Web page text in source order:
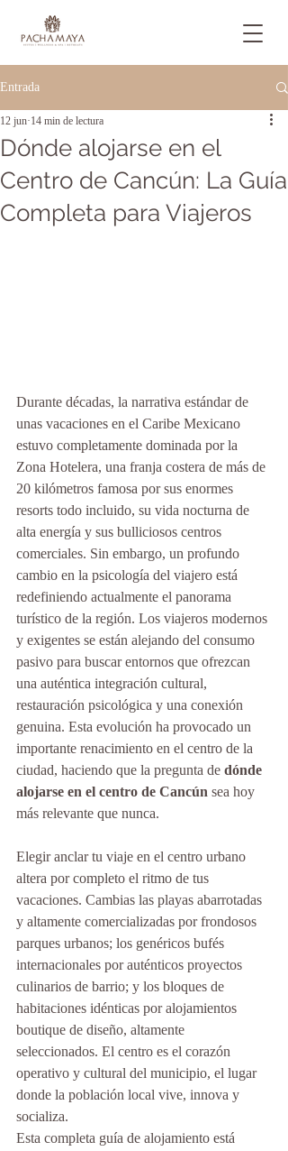
Entrada
Dónde alojarse en el
Centro de Cancún: La Guía
Completa para Viajeros
12 jun 14 min de lectura
Durante décadas, la narrativa estándar de
unas vacaciones en el Caribe Mexicano
estuvo completamente dominada por la
Zona Hotelera, una franja costera de más de
20 kilómetros famosa por sus enormes
resorts todo incluido, su vida nocturna de
alta energía y sus bulliciosos centros
comerciales. Sin embargo, un profundo
cambio en la psicología del viajero está
redefiniendo actualmente el panorama
turístico de la región. Los viajeros modernos
y exigentes se están alejando del consumo
pasivo para buscar entornos que ofrezcan
una auténtica integración cultural,
restauración psicológica y una conexión
genuina. Esta evolución ha provocado un
importante renacimiento en el centro de la
ciudad, haciendo que la pregunta de dónde
alojarse en el centro de Cancún sea hoy
más relevante que nunca.
Elegir anclar tu viaje en el centro urbano
altera por completo el ritmo de tus
vacaciones. Cambias las playas abarrotadas
y altamente comercializadas por frondosos
parques urbanos; los genéricos bufés
internacionales por auténticos proyectos
culinarios de barrio; y los bloques de
habitaciones idénticas por alojamientos
boutique de diseño, altamente
seleccionados. El centro es el corazón
operativo y cultural del municipio, el lugar
donde la población local vive, innova y
socializa.
Esta completa guía de alojamiento está